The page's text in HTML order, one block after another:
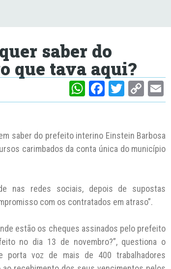
saber do
que tava aqui?
W
h
s
A
p
F
a
e
b
o
k
T
w
er
C
o
y
Li
k
m
l
saber do prefeito interino Einstein Barbosa
carimbados da conta única do município
nas redes sociais, depois de supostas
com os contratados em atraso”.
estão os cheques assinados pelo prefeito
no dia 13 de novembro?”, questiona o
porta voz de mais de 400 trabalhadores